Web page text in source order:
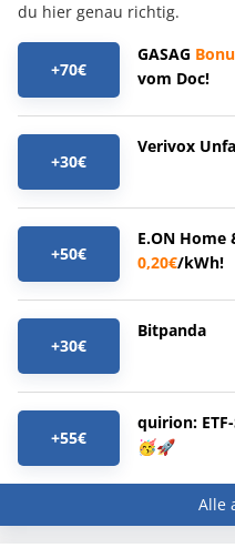
du hier genau richtig.
+70€
GASAG
vom Doc!
+30€
Verivox
+50€
E.ON Home
0,20€/kWh!
+30€
Bitpanda
+55€
quirion:
🥳🚀
Alle